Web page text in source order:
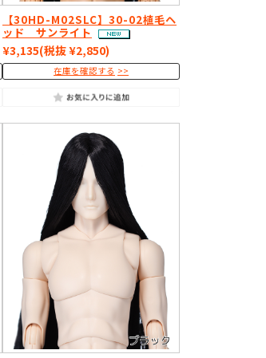
【30HD-M02SLC】30-02植毛ヘ
ッド サンライト
¥3,135(税抜 ¥2,850)
在庫を確認する